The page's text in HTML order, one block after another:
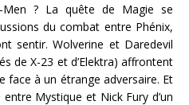
Men ? La quête de Magie se
du combat entre Phénix,
sentir. Wolverine et Daredevil
de X-23 et d’Elektra) affrontent
face à un étrange adversaire. Et
Mystique et Nick Fury d’un